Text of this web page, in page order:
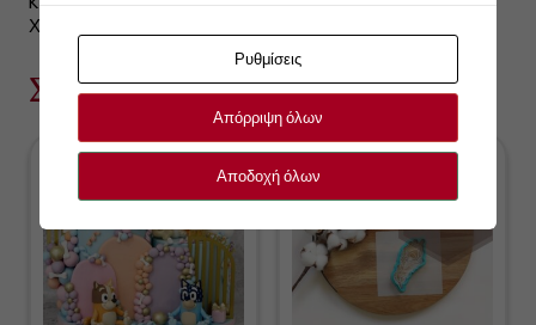
Χρησιμοποιούνται για να κόψουμε ζύμη και ζαχαρόπαστα.
Σχετικά προϊόντα
Ρυθμίσεις
Απόρριψη όλων
Αποδοχή όλων